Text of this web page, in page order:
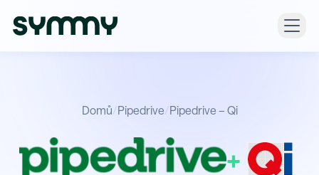
Domů/Pipedrive/Pipedrive – Qi
+